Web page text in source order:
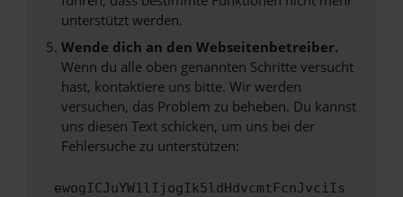
unterstützt werden.
Wende dich an den Webseitenbetreiber.
Wenn du alle oben genannten Schritte versucht
hast, kontaktiere uns bitte. Wir werden
versuchen, das Problem zu beheben. Du kannst
uns diesen Text schicken, um uns bei der
Fehlersuche zu unterstützen:
ewogICJuYW1lIjogIk5ldHdvcmtFcnJvciIs